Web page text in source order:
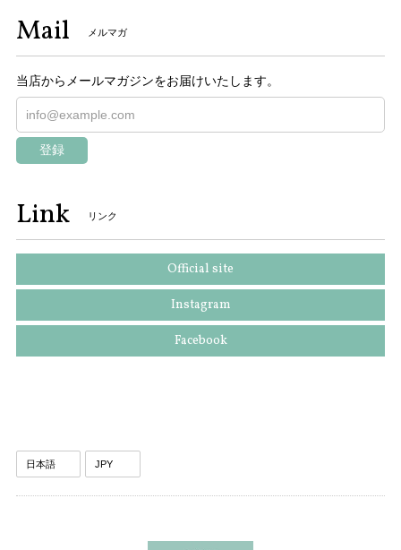
Mail メルマガ
当店からメールマガジンをお届けいたします。
登録
Link リンク
Official site
Instagram
Facebook